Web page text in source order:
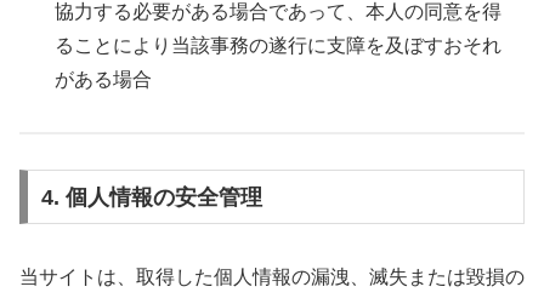
協力する必要がある場合であって、本人の同意を得
ることにより当該事務の遂行に支障を及ぼすおそれ
がある場合
4. 個人情報の安全管理
当サイトは、取得した個人情報の漏洩、滅失または毀損の